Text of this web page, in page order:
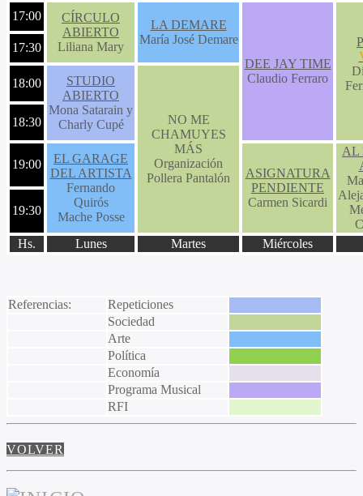
17:00
CÍRCULO
ABIERTO
Liliana Mary
LA DEMARE
María José Demare
DEE JAY TIME
Claudio Ferraro
17:30
18:00
STUDIO
ABIERTO
Mona Satarain y
Charly Cupé
NO ME
CHAMUYES
MÁS
Organización
Pollera Pantalón
18:30
19:00
EL GARAGE
DEL ARTISTA
Fernando
Quirós
Mache Posse
ASIGNATURA
PENDIENTE
Carmen Sicardi
AL
19:30
Hs. Lunes Martes Miércoles
Referencias:
Repeticiones
Sociedad
Arte
Política
Economía
Programa Musical
RFI
VOLVER